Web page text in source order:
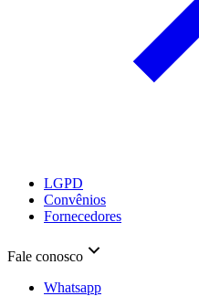
LGPD
Convênios
Fornecedores
Fale conosco
Whatsapp